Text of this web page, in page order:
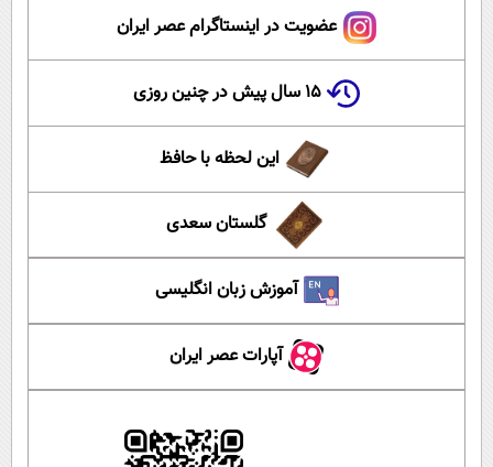
عضویت در اینستاگرام عصر ایران
۱۵ سال پیش در چنین روزی
این لحظه با حافظ
گلستان سعدی
آموزش زبان انگلیسی
آپارات عصر ایران